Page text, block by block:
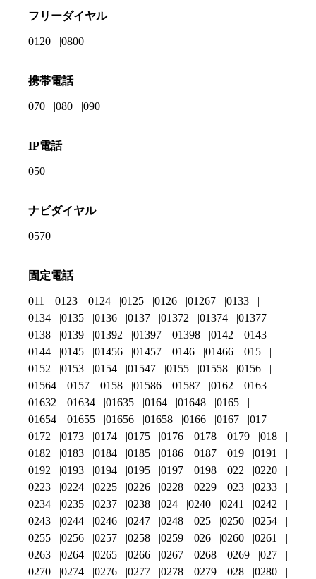
フリーダイヤル
0120 0800
携帯電話
070 080 090
IP電話
050
ナビダイヤル
0570
固定電話
011 0123 0124 0125 0126 01267
0133
0134
0135 0136 0137 01372 01374
01377
0138
0139 01392 01397 01398 0142
0143
0144
0145 01456 01457 0146 01466
015
0152
0153 0154 01547 0155 01558
0156
01564
0157 0158 01586 01587 0162
0163
01632
01634 01635 0164 01648
0165
01654
01655 01656 01658 0166 0167
017
0172
0173 0174 0175 0176 0178 0179
018
0182
0183 0184 0185 0186 0187 019
0191
0192
0193 0194 0195 0197 0198 022
0220
0223
0224 0225 0226 0228 0229 023
0233
0234
0235 0237 0238 024 0240 0241
0242
0243
0244 0246 0247 0248 025 0250
0254
0255
0256 0257 0258 0259 026 0260
0261
0263
0264 0265 0266 0267 0268 0269
027
0270
0274 0276 0277 0278 0279 028 0280